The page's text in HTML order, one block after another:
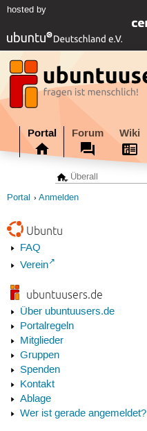
hosted by
Portal Forum Wiki
Portal Anmelden
Ubuntu
FAQ
Verein
ubuntuusers.de
Über ubuntuusers.de
Portalregeln
Mitglieder
Gruppen
Spenden
Kontakt
Ablage
Wer ist gerade angemeldet?